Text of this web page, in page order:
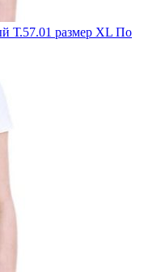
Т.57.01 размер XL По